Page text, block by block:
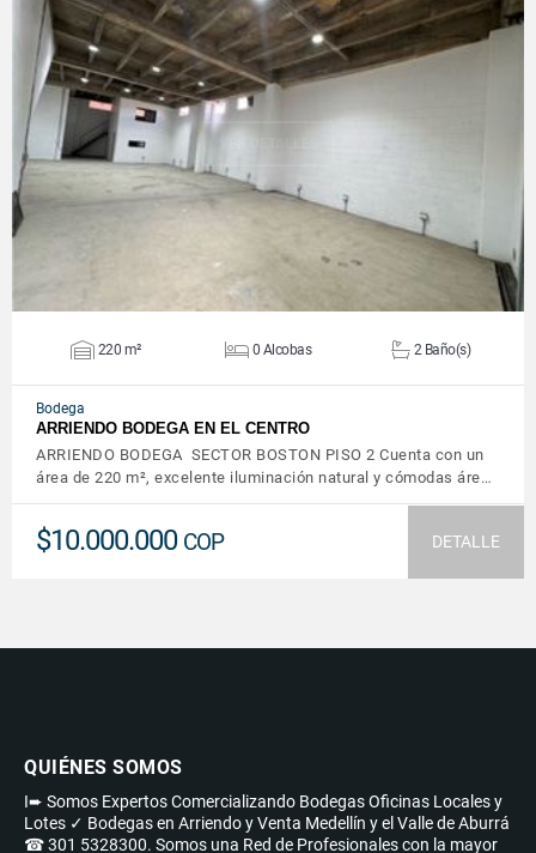
220 m² 0 Alcobas 2 Baño(s)
Bodega
ARRIENDO BODEGA EN EL CENTRO
ARRIENDO BODEGA SECTOR BOSTON PISO 2 Cuenta con un
área de 220 m², excelente iluminación natural y cómodas áre…
$10.000.000 COP DETALLE
QUIÉNES SOMOS
I➨ Somos Expertos Comercializando Bodegas Oficinas Locales y
Lotes ✓ Bodegas en Arriendo y Venta Medellín y el Valle de Aburrá
☎ 301 5328300. Somos una Red de Profesionales con la mayor